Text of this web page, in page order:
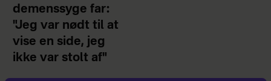
demenssyge far:
"Jeg var nødt til at
vise en side, jeg
ikke var stolt af"